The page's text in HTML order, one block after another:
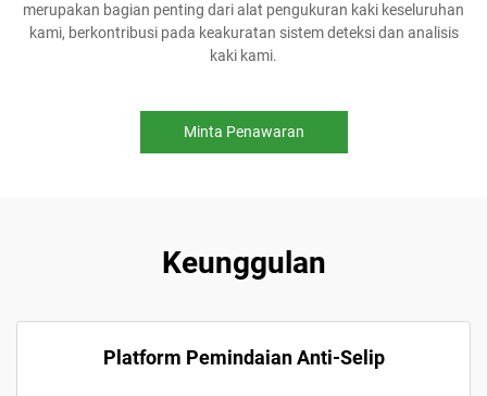
merupakan bagian penting dari alat pengukuran kaki keseluruhan
kami, berkontribusi pada keakuratan sistem deteksi dan analisis
kaki kami.
Minta Penawaran
Keunggulan
Platform Pemindaian Anti-Selip